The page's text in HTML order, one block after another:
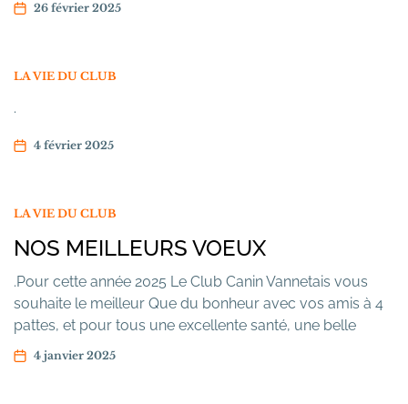
26 février 2025
LA VIE DU CLUB
.
4 février 2025
NOS MEILLEURS VOEUX
LA VIE DU CLUB
.Pour cette année 2025 Le Club Canin Vannetais vous
souhaite le meilleur Que du bonheur avec vos amis à 4
pattes, et pour tous une excellente santé, une belle
réussite pour nos équipes et dans vos projets
4 janvier 2025